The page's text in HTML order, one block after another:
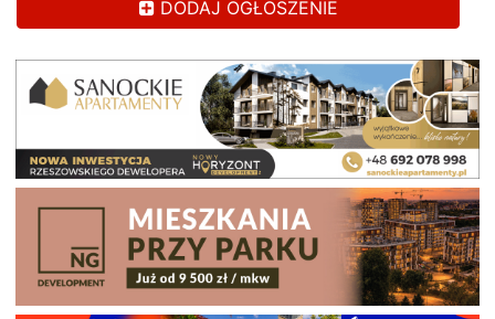
DODAJ OGŁOSZENIE